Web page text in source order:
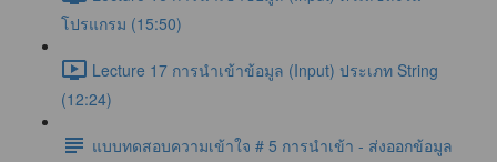
โปรแกรม (15:50)
Lecture 17 การนำเข้าข้อมูล (Input) ประเภท String
(12:24)
แบบทดสอบความเข้าใจ # 5 การนำเข้า - ส่งออกข้อมูล